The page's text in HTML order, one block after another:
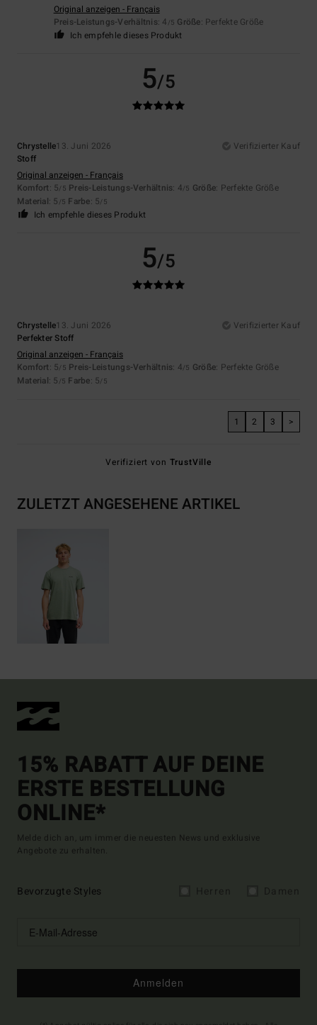
Original anzeigen - Français
Preis-Leistungs-Verhältnis: 4 /5 Größe: Perfekte Größe
Ich empfehle dieses Produkt
5/5
Chrystelle13. Juni 2026
Verifizierter Kauf
Stoff
Original anzeigen - Français
Komfort: 5/5 Preis-Leistungs-Verhältnis: 4/5 Größe: Perfekte Größe
Material: 5 /5 Farbe: 5/5
Ich empfehle dieses Produkt
5/5
Chrystelle13. Juni 2026
Verifizierter Kauf
Perfekter Stoff
Original anzeigen - Français
Komfort: 5/5 Preis-Leistungs-Verhältnis: 4/5 Größe: Perfekte Größe
Material: 5 /5 Farbe: 5/5
1 2 3 >
Verifiziert von TrustVille
ZULETZT ANGESEHENE ARTIKEL
15% RABATT AUF DEINE
ERSTE BESTELLUNG
ONLINE*
Melde dich an, um immer die neuesten News und exklusive
Angebote zu erhalten.
Bevorzugte Styles
Anmelden